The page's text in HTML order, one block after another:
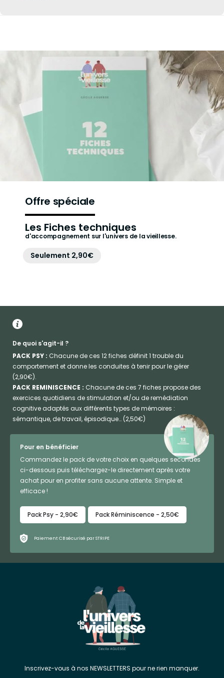
Offre spéciale
Les Fiches techniques
d'accompagnement sur l'univers de la vieillesse.
Seulement 2,90€
De quoi s'agit-il ?
PACK PSY : Chacune de ces 12 fiches définit 1 trouble du
comportement et donne les conduites à tenir pour le gérer
(2,90€).
PACK REMINISCENCE : Chacune de ces 7 fiches propose des
exercices quotidiens de stimulation et/ou de remédiation
cognitive adaptés aux différents types de mémoires :
sémantique, de travail, épisodique… (2,50€)
Pour en bénéficier
Commandez le pack de votre choix en quelques secondes
ci-dessous puis téléchargez-le directement après votre
achat pour en profiter sans aucune attente. Simple et
efficace !
Pack Psy - 2,90€ Pack Réminiscence - 2,50€
Paiement CB sécurisé par STRIPE
Inscrivez-vous à nos NEWSLETTERS pour ne rien manquer.